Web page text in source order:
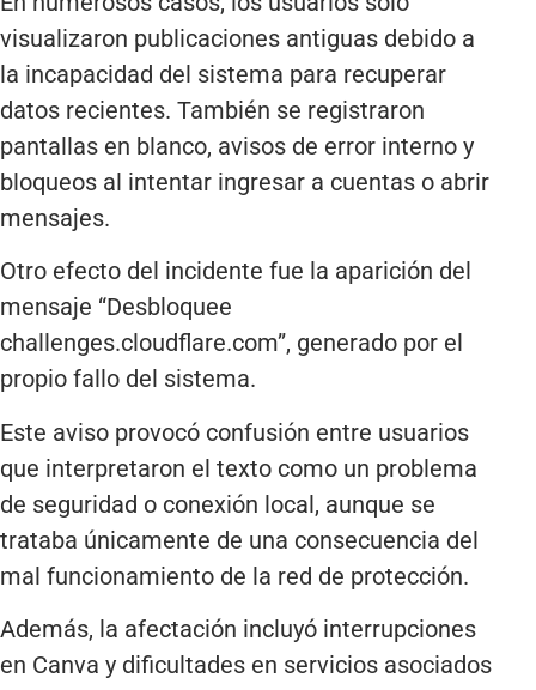
visualizaron publicaciones antiguas debido a
la incapacidad del sistema para recuperar
datos recientes. También se registraron
pantallas en blanco, avisos de error interno y
bloqueos al intentar ingresar a cuentas o abrir
mensajes.
Otro efecto del incidente fue la aparición del
mensaje “Desbloquee
challenges.cloudflare.com”, generado por el
propio fallo del sistema.
Este aviso provocó confusión entre usuarios
que interpretaron el texto como un problema
de seguridad o conexión local, aunque se
trataba únicamente de una consecuencia del
mal funcionamiento de la red de protección.
Además, la afectación incluyó interrupciones
en Canva y dificultades en servicios asociados